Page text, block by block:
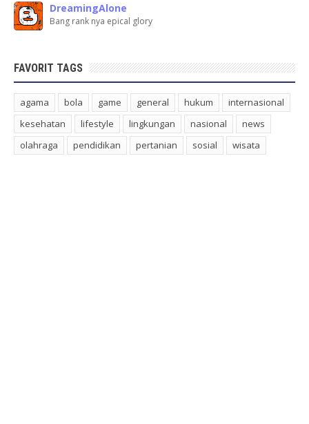
DreamingAlone
Bang rank nya epical glory
FAVORIT TAGS
agama bola game general hukum
internasional
kesehatan
lifestyle lingkungan nasional
news
olahraga
pendidikan pertanian sosial wisata